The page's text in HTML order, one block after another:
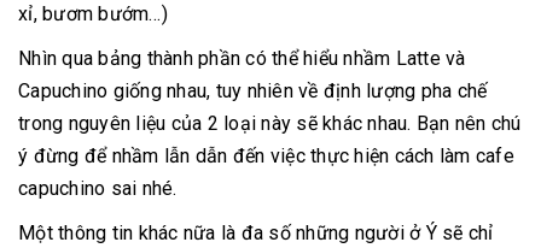
xỉ, bươm bướm…)
Nhìn qua bảng thành phần có thể hiểu nhầm Latte và
Capuchino giống nhau, tuy nhiên về định lượng pha chế
trong nguyên liệu của 2 loại này sẽ khác nhau. Bạn nên chú
ý đừng để nhầm lẫn dẫn đến việc thực hiện cách làm cafe
capuchino sai nhé.
Một thông tin khác nữa là đa số những người ở Ý sẽ chỉ